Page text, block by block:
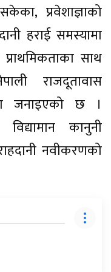
प्रवेशाज्ञाको
हराई समस्यामा
साथ
राजदूतावास
जनाइएको छ ।
कानुनी
नवीकरणको